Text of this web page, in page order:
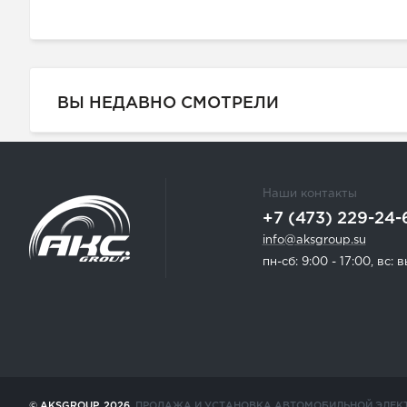
ВЫ НЕДАВНО СМОТРЕЛИ
Наши контакты
+7 (473) 229-24-
info@aksgroup.su
пн-сб: 9:00 - 17:00, вс: